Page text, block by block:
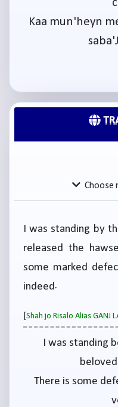
Kaa mun'heyn
Choose
I was standing by
released the
some marked
indeed.
[Shah jo Risalo Alias GANJ
I was standing
There is some